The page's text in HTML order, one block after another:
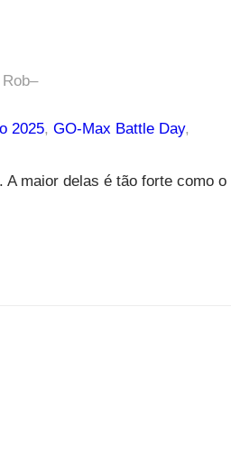
–
2025, GO-Max Battle Day
A maior delas é tão forte como o